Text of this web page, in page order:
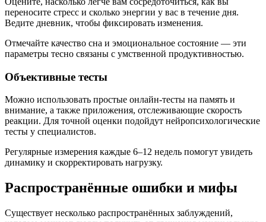
переносите стресс и сколько энергии у вас в течение дня.
Ведите дневник, чтобы фиксировать изменения.
Отмечайте качество сна и эмоциональное состояние — эти
параметры тесно связаны с умственной продуктивностью.
Объективные тесты
Можно использовать простые онлайн-тесты на память и
внимание, а также приложения, отслеживающие скорость
реакции. Для точной оценки подойдут нейропсихологические
тесты у специалистов.
Регулярные измерения каждые 6–12 недель помогут увидеть
динамику и скорректировать нагрузку.
Распространённые ошибки и мифы
Существует несколько распространённых заблуждений,